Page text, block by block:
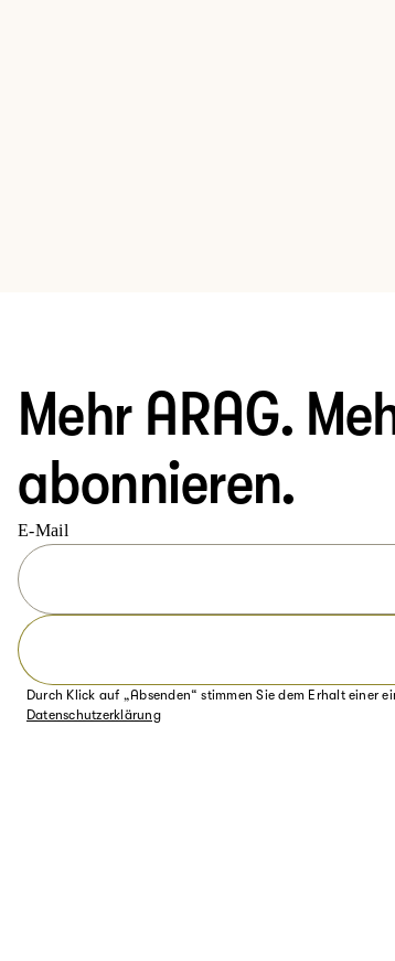
Mehr ARAG.
abonnieren.
E-Mail
Durch Klick auf „Absenden“ stimmen Sie dem Erhalt einer
Datenschutzerklärung